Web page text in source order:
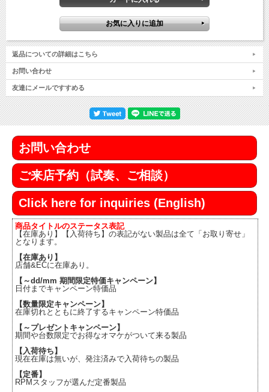
返品についての詳細はこちら
お問い合わせ
友達にメールですすめる
お問い合わせ
ご来店予約（試奏、ご相談）
Click here for inquiries (English)
商品タイトルのステータス表記
【在庫あり】【入荷待ち】の表記がない製品は全て「お取り寄せ」
となります。
【在庫あり】
店舗&ECに在庫あり。
【～dd/mm 期間限定特価キャンペーン】
日付までキャンペーン特価品
【数量限定キャンペーン】
在庫切れとともに終了するキャンペーン特価品
【～プレゼントキャンペーン】
期間や台数限定でお得なオマケがついて来る製品
【入荷待ち】
現在在庫は無いが、発注済みで入荷待ちの製品
【定番】
RPMスタッフが選んだ定番製品